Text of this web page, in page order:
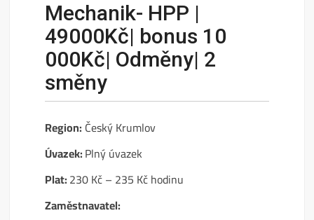
Mechanik- HPP |
49000Kč| bonus 10
000Kč| Odměny| 2
směny
Region: Český Krumlov
Úvazek:Plný úvazek
Plat:230 Kč – 235 Kč hodinu
Zaměstnavatel: